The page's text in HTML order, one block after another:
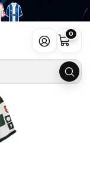
0
🦁🟢
2002-2003 Criança